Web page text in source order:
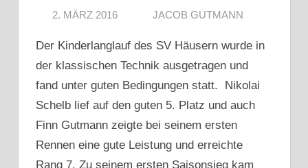
2. MÄRZ 2016 JACOB GUTMANN
Der Kinderlanglauf des SV Häusern wurde in
der klassischen Technik ausgetragen und
fand unter guten Bedingungen statt. Nikolai
Schelb lief auf den guten 5. Platz und auch
Finn Gutmann zeigte bei seinem ersten
Rennen eine gute Leistung und erreichte
Rang 7. Zu seinem ersten Saisonsieg kam